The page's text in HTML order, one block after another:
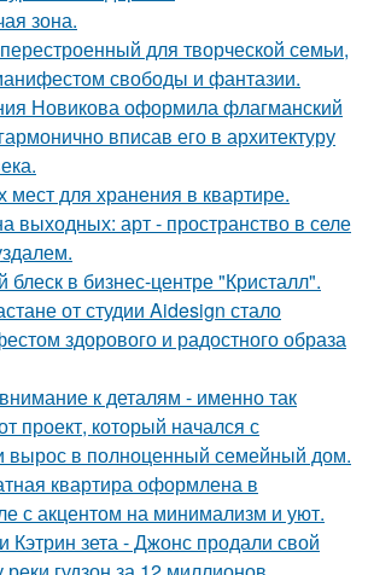
зона.
для творческой семьи,
свободы и фантазии.
Новикова оформила флагманский
вписав его в архитектуру
мест для хранения в квартире.
выходных: арт - пространство в селе
блеск в бизнес-центре "Кристалл".
от студии Aidesign стало
здорового и радостного образа
к деталям - именно так
проект, который начался с
вырос в полноценный семейный дом.
квартира оформлена в
с акцентом на минимализм и уют.
Кэтрин зета - Джонс продали свой